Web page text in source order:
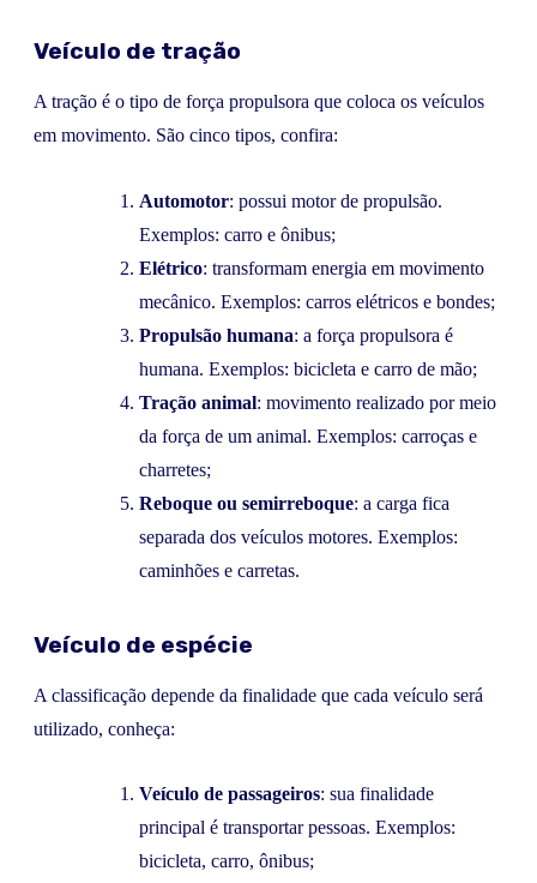
Veículo de tração
A tração é o tipo de força propulsora que coloca os veículos
em movimento. São cinco tipos, confira:
Automotor: possui motor de propulsão.
Exemplos: carro e ônibus;
Elétrico: transformam energia em movimento
mecânico. Exemplos: carros elétricos e bondes;
Propulsão humana: a força propulsora é
humana. Exemplos: bicicleta e carro de mão;
Tração animal: movimento realizado por meio
da força de um animal. Exemplos: carroças e
charretes;
Reboque ou semirreboque: a carga fica
separada dos veículos motores. Exemplos:
caminhões e carretas.
Veículo de espécie
A classificação depende da finalidade que cada veículo será
utilizado, conheça:
Veículo de passageiros: sua finalidade
principal é transportar pessoas. Exemplos:
bicicleta, carro, ônibus;